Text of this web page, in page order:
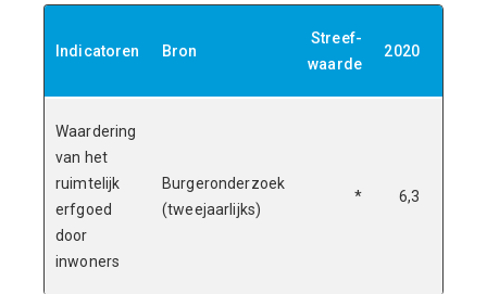
Indicatoren Bron
Streef-
waarde
2020
Waardering
van het
ruimtelijk
erfgoed
door
inwoners
Burgeronderzoek
(tweejaarlijks)
* 6,3